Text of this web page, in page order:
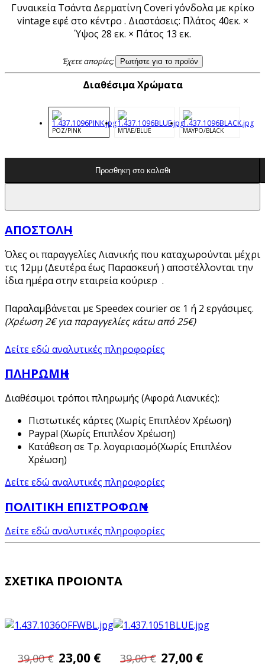
Γυναικεία Τσάντα Δερματίνη Coveri γόνδολα με κρίκο
vintage εφέ στο κέντρο . Διαστάσεις: Πλάτος 40εκ. ×
Ύψος 28 εκ. × Πάτος 13 εκ.
Έχετε απορίες; Ρωτήστε για το προϊόν
Διαθέσιμα Χρώματα
ΡΟΖ/PINK ΜΠΛΕ/BLUE ΜΑΥΡΟ/BLACK
Προσθηκη στο καλαθι
ΑΠΟΣΤΟΛΗ
Όλες οι παραγγελίες Λιανικής που καταχωρούνται μέχρι
τις 12μμ (Δευτέρα έως Παρασκευή ) αποστέλλονται την
ίδια ημέρα στην εταιρεία κούριερ .
Παραλαμβάνεται με Speedex courier σε 1 ή 2 εργάσιμες.
(Χρέωση 2€ για παραγγελίες κάτω από 25€)
Δείτε εδώ αναλυτικές πληροφορίες
ΠΛΗΡΩΜΗ
Διαθέσιμοι τρόποι πληρωμής (Αφορά Λιανικές):
Πιστωτικές κάρτες (Χωρίς Επιπλέον Χρέωση)
Paypal (Χωρίς Επιπλέον Χρέωση)
Κατάθεση σε Τρ. λογαριασμό(Χωρίς Επιπλέον
Χρέωση)
Δείτε εδώ αναλυτικές πληροφορίες
ΠΟΛΙΤΙΚΗ ΕΠΙΣΤΡΟΦΩΝ
Δείτε εδώ αναλυτικές πληροφορίες
ΣΧΕΤΙΚΑ ΠΡΟΙΟΝΤΑ
39,00 € 23,00 € 39,00 € 27,00 €